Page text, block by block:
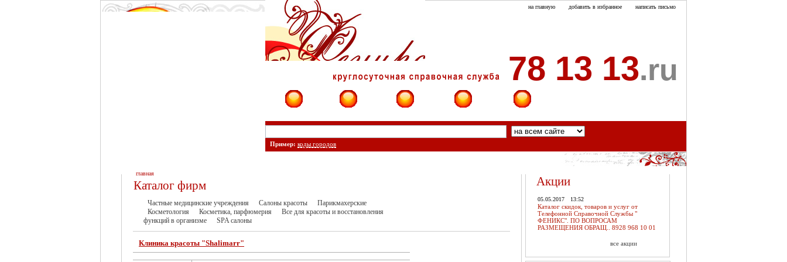
на главную добавить в избранное написать письмо
78 13 13.ru
Пример: коды городов
главная
Каталог фирм
Частные медицинские учреждения Салоны красоты
Парикмахерские
Косметология
Косметика, парфюмерия
Все для красоты и восстановления
функций в организме
SPA салоны
Клиника красоты "Shalimarr"
Акции
05.05.2017 13:52
Каталог скидок, товаров и услуг от
Телефонной Справочной Службы "
ФЕНИКС". ПО ВОПРОСАМ
РАЗМЕЩЕНИЯ ОБРАЩ.. 8928 968 10 01
все акции